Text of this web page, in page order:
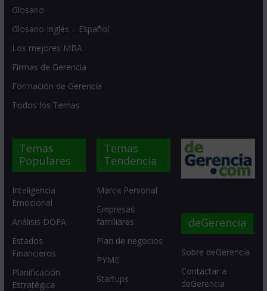
Glosario
Glosario Inglés – Español
Los mejores MBA
Firmas de Gerencia
Formación de Gerencia
Todos los Temas
Temas
Populares
Inteligencia
Emocional
Análisis DOFA
Estados
Financieros
Planificación
Estratégica
Temas
Tendencia
Marca Personal
Empresas
familiares
Plan de negocios
PYME
Startups
deGerencia
Sobre deGerencia
Contactar a
deGerencia